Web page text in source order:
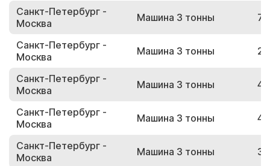
Санкт-Петербург -
Москва
Машина 3 тонны
Санкт-Петербург -
Москва
Машина 3 тонны
Санкт-Петербург -
Москва
Машина 3 тонны
Санкт-Петербург -
Москва
Машина 3 тонны
Санкт-Петербург -
Москва
Машина 3 тонны